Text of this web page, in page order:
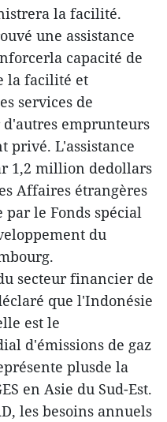
la facilité.
une assistance
capacité de
la facilité et
services de
emprunteurs
privé. L'assistance
1,2 million dedollars
Affaires étrangères
par le Fonds spécial
du
secteur financier de
que l'Indonésie
est le
d'émissions de gaz
plusde la
en Asie du Sud-Est.
les besoins annuels